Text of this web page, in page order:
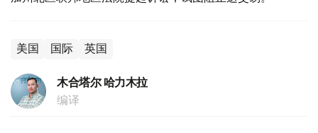
美国 国际 英国
木合塔尔 哈力木拉
编译